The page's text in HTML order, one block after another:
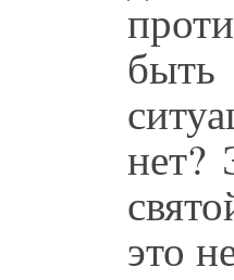
быть
нет?
это